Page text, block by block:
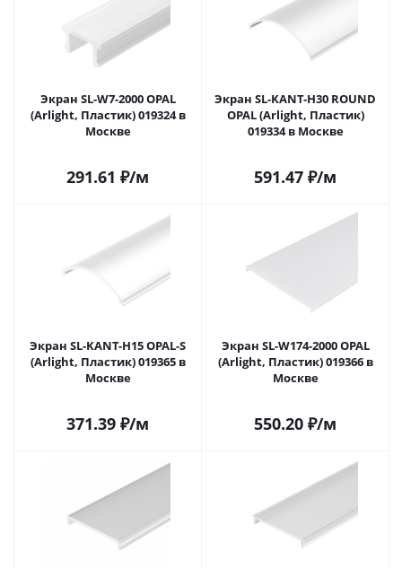
Экран SL-W7-2000 OPAL
(Arlight, Пластик) 019324 в
Москве
291.61 ₽/м
Экран SL-KANT-H30 ROUND
OPAL (Arlight, Пластик)
019334 в Москве
591.47 ₽/м
Экран SL-KANT-H15 OPAL-S
(Arlight, Пластик) 019365 в
Москве
371.39 ₽/м
Экран SL-W174-2000 OPAL
(Arlight, Пластик) 019366 в
Москве
550.20 ₽/м